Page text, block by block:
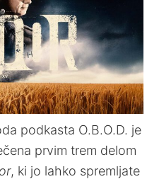
podkasta O.B.O.D. je
prvim trem delom
, ki jo lahko spremljate